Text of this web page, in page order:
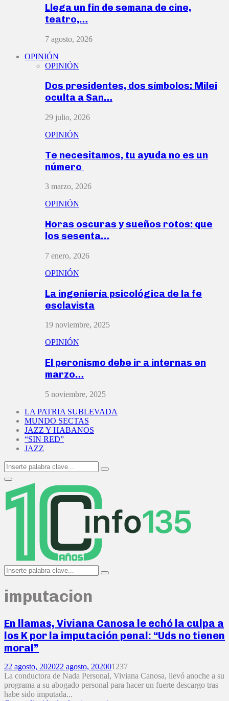
Llega un fin de semana de cine,
teatro,…
7 agosto, 2026
OPINIÓN
OPINIÓN
Dos presidentes, dos símbolos: Milei
oculta a San…
29 julio, 2026
OPINIÓN
Te necesitamos, tu ayuda no es un
número
3 marzo, 2026
OPINIÓN
Horas oscuras y sueños rotos: que
los sesenta…
7 enero, 2026
OPINIÓN
La ingeniería psicológica de la fe
esclavista
19 noviembre, 2025
OPINIÓN
El peronismo debe ir a internas en
marzo…
5 noviembre, 2025
LA PATRIA SUBLEVADA
MUNDO SECTAS
JAZZ Y HABANOS
“SIN RED”
JAZZ
Search
for:
Search
Primary
Menu
Search
for:
Search
imputacion
En llamas, Viviana Canosa le echó la culpa a
los K por la imputación penal: “Uds no tienen
moral”
22 agosto, 202022 agosto, 202001237
La conductora de Nada Personal, Viviana Canosa, llevó anoche a su
programa a su abogado personal para hacer un fuerte descargo tras
habe sido imputada...